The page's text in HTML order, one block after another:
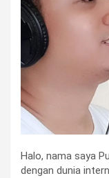
Halo, nama saya
dengan dunia